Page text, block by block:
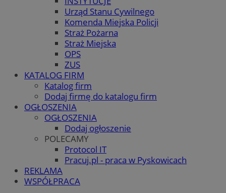
Urząd Stanu Cywilnego
Komenda Miejska Policji
Straż Pożarna
Straż Miejska
OPS
ZUS
KATALOG FIRM
Katalog firm
Dodaj firmę do katalogu firm
OGŁOSZENIA
OGŁOSZENIA
Dodaj ogłoszenie
POLECAMY
Protocol IT
Pracuj.pl - praca w Pyskowicach
REKLAMA
WSPÓŁPRACA